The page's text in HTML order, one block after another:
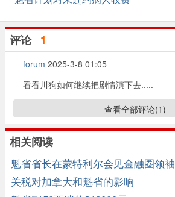
评论 1
forum 2025-3-8 01:05
看看川狗如何继续把剧情演下去.....
查看全部评论(1)
相关阅读
魁省省长在蒙特利尔会见金融圈领袖
关税对加拿大和魁省的影响